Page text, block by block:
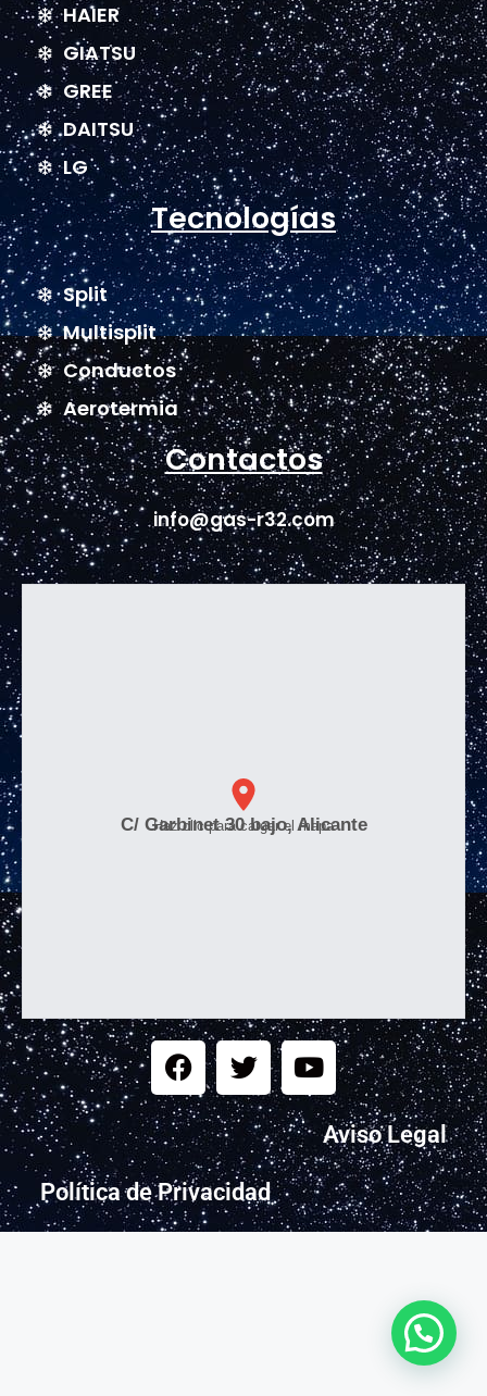
HAIER
GIATSU
GREE
DAITSU
LG
Tecnologías
Split
Multisplit
Conductos
Aerotermia
Contactos
info@gas-r32.com
C/ Garbinet 30 bajo, Alicante
Haz clic para cargar el mapa
Aviso Legal
Política de Privacidad